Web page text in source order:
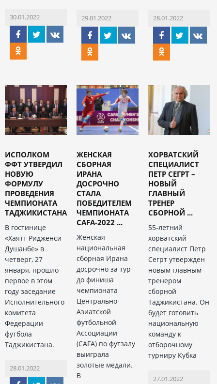
30.01.2022 29.01.2022 28.01.2022
ИСПОЛКОМ
ФФТ УТВЕРДИЛ
НОВУЮ
ФОРМУЛУ
ПРОВЕДЕНИЯ
ЧЕМПИОНАТА
ТАДЖИКИСТАНА
В гостинице
«Хаятт Ридженси
Душанбе» в
четверг, 27
января, прошло
первое в этом
году заседание
Исполнительного
комитета
Федерации
футбола
Таджикистана.
28.01.2022
ЖЕНСКАЯ
СБОРНАЯ
ИРАНА
ДОСРОЧНО
СТАЛА
ПОБЕДИТЕЛЕМ
ЧЕМПИОНАТА
CAFA-2022 ...
Женская
национальная
сборная Ирана
досрочно за тур
до финиша
чемпионата
Центрально-
Азиатской
футбольной
Ассоциации
(CAFA) по футзалу
выиграла
золотые медали.
В
ХОРВАТСКИЙ
СПЕЦИАЛИСТ
ПЕТР СЕГРТ –
НОВЫЙ
ГЛАВНЫЙ
ТРЕНЕР
СБОРНОЙ ...
55-летний
хорватский
специалист Петр
Сегрт утвержден
новым главным
тренером
сборной
Таджикистана. Он
будет готовить
национальную
команду к
отборочному
турниру Кубка
27.01.2022